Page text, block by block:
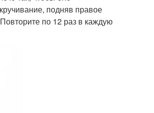
подняв правое
по 12 раз в каждую